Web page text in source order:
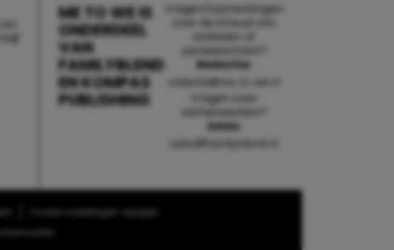
ME TO WE IS
ONDERDEEL
VAN
FAMILYBLEND
EN KOMPAS
PUBLISHING
Vragen/opmerkingen
over de inhoud van
artikelen of
persberichten?
Redactie:
redactie@me-to-we.nl
Vragen over
samenwerken?
Sales:
sales@familyblend.nl
Cookie-instellingen wijzigen